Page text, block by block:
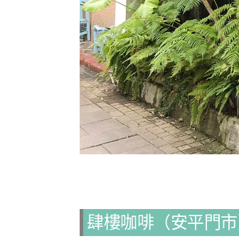
肆樓咖啡（安平門市